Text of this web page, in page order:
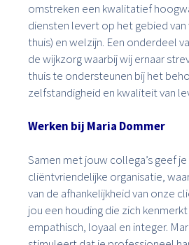
omstreken een kwalitatief
diensten levert op het gebied
thuis) en welzijn. Een onderdeel
de wijkzorg waarbij wij ernaar
thuis te ondersteunen bij het
zelfstandigheid en kwaliteit van
Werken bij Maria Dommer
Samen met jouw collega’s geef je
cliëntvriendelijke organisatie,
van de afhankelijkheid van onze
jou een houding die zich
empathisch, loyaal en integer.